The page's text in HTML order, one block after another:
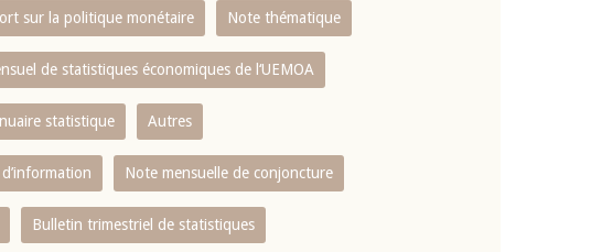
sur la politique monétaire Note thématique
de statistiques économiques de l‘UEMOA
statistique Autres
Note mensuelle de conjoncture
Bulletin trimestriel de statistiques